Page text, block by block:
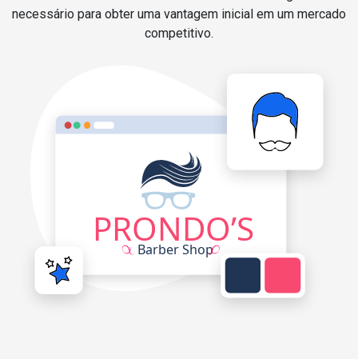
necessário para obter uma vantagem inicial em um mercado
competitivo.